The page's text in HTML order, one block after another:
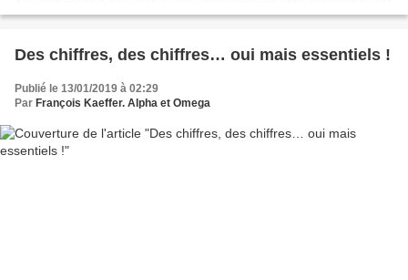
Des chiffres, des chiffres… oui mais essentiels !
Publié le 13/01/2019 à 02:29
Par François Kaeffer. Alpha et Omega